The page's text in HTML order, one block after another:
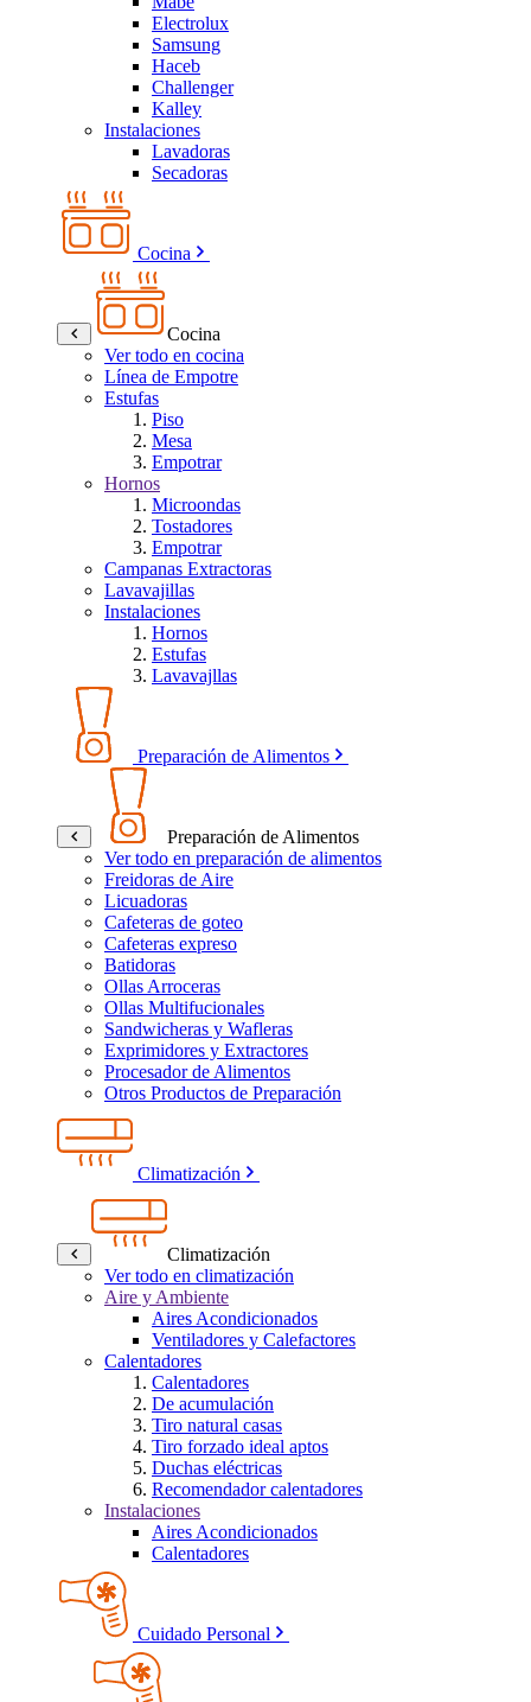
Electrolux
Samsung
Haceb
Challenger
Kalley
Instalaciones
Lavadoras
Secadoras
Cocina
Cocina
Ver todo en cocina
Línea de Empotre
Estufas
Piso
Mesa
Empotrar
Hornos
Microondas
Tostadores
Empotrar
Campanas Extractoras
Lavavajillas
Instalaciones
Hornos
Estufas
Lavavajllas
Preparación de Alimentos
Preparación de Alimentos
Ver todo en preparación de alimentos
Freidoras de Aire
Licuadoras
Cafeteras de goteo
Cafeteras expreso
Batidoras
Ollas Arroceras
Ollas Multifucionales
Sandwicheras y Wafleras
Exprimidores y Extractores
Procesador de Alimentos
Otros Productos de Preparación
Climatización
Climatización
Ver todo en climatización
Aire y Ambiente
Aires Acondicionados
Ventiladores y Calefactores
Calentadores
Calentadores
De acumulación
Tiro natural casas
Tiro forzado ideal aptos
Duchas eléctricas
Recomendador calentadores
Instalaciones
Aires Acondicionados
Calentadores
Cuidado Personal